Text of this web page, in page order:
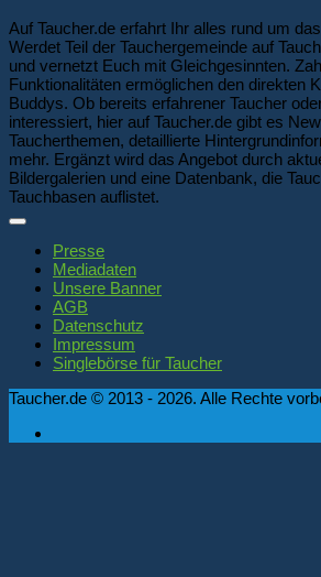
Auf Taucher.de erfahrt Ihr alles rund um
Werdet Teil der Tauchergemeinde auf
und vernetzt Euch mit Gleichgesinnten.
Funktionalitäten ermöglichen den direkten
Buddys. Ob bereits erfahrener Taucher
interessiert, hier auf Taucher.de gibt es
Taucherthemen, detaillierte
mehr. Ergänzt wird das Angebot durch
Bildergalerien und eine Datenbank, die
Tauchbasen auflistet.
Presse
Mediadaten
Unsere Banner
AGB
Datenschutz
Impressum
Singlebörse für Taucher
Taucher.de © 2013 - 2026. Alle Rechte